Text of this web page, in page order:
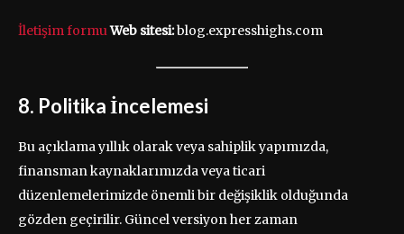
İletişim formuWeb sitesi:blog.expresshighs.com
8. Politika İncelemesi
Bu açıklama yıllık olarak veya sahiplik yapımızda,
finansman kaynaklarımızda veya ticari
düzenlemelerimizde önemli bir değişiklik olduğunda
gözden geçirilir. Güncel versiyon her zaman